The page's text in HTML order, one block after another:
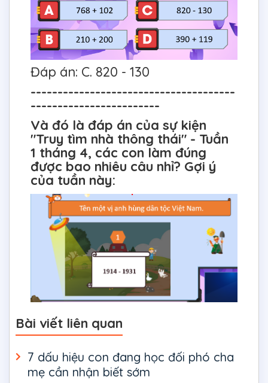
Đáp án: C. 820 - 130
--------------------------------------
------------------------
Và đó là đáp án của sự kiện
"Truy tìm nhà thông thái" - Tuần
1 tháng 4, các con làm đúng
được bao nhiêu câu nhỉ? Gợi ý
của tuần này:
Bài viết liên quan
7 dấu hiệu con đang học đối phó cha
mẹ cần nhận biết sớm